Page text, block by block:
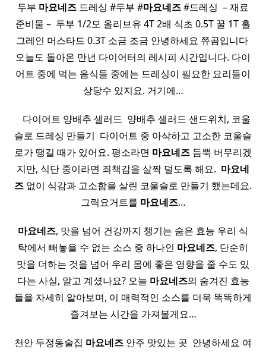
두부 마요네즈 드레싱 #두부 #마요네즈#드레싱 ​ – 재료
준비물 – ​ 두부 1/2모 올리브유 4T 2배 식초 0.5T 꿀 1T 홀
그레인 머스타드 0.3T 소금 조금 안녕하세요 쮸곰입니다 ​
오늘도 돌아온 만년 다이어터의 레시피 시간입니다. 다이
어트 중에 먹는 음식들 중에는 드레싱이 필요한 요리들이
상당수 있지요. 거기에…
​ ​ ​ 다이어트 양배추 샐러드 ​ 양배추 샐러드 샌드위치, 코울
슬로 드레싱 만들기 ​ 다이어트 중 아삭하고 고소한 코울슬
로가 땡길 때가 있어요. 평소라면 마요네즈 듬뿍 버무리겠
지만, 식단 중이라면 죄책감을 살짝 덜도록 해요. ​ 마요네
즈 없이 식감과 고소함을 살린 코울슬로 만들기 했는데요.
그릭요거트를 마요네즈…
마요네즈, 맛을 넘어 건강까지 챙기는 숨은 효능 우리 식
탁에서 빼놓을 수 없는 소스 중 하나인 마요네즈, 단순히
맛을 더하는 것을 넘어 우리 몸에 좋은 영향을 줄 수도 있
다는 사실, 알고 계셨나요? 오늘 마요네즈의 숨겨진 효능
들을 자세히 알아보며, 이 매력적인 소스를 더욱 똑똑하게
즐겨보는 시간을 가져볼게요…
천안 두정동술집 마요네즈 안주 맛있는 곳 ​ 안녕하세요 여